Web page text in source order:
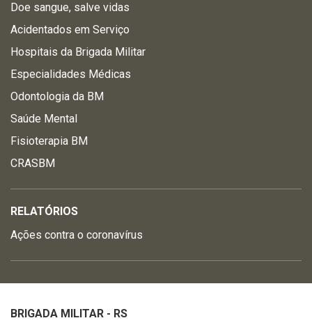
Doe sangue, salve vidas
Acidentados em Serviço
Hospitais da Brigada Militar
Especialidades Médicas
Odontologia da BM
Saúde Mental
Fisioterapia BM
CRASBM
RELATÓRIOS
Ações contra o coronavírus
BRIGADA MILITAR - RS